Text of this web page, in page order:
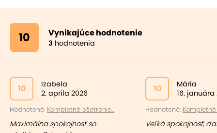
10 Vynikajúce hodnotenie
3 hodnotenia
10
Izabela
2. apríla 2026
Hodnotené: Kompletné ošetrenie...
Maximálna spokojnosť so
10
Mária
16. januára
Hodnotené: Kompletné
Veľká spokojnosť,